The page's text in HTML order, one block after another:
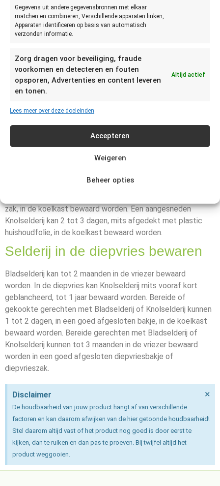
Gegevens uit andere gegevensbronnen met elkaar
matchen en combineren, Verschillende apparaten linken,
Apparaten identificeren op basis van automatisch
verzonden informatie.
Zorg dragen voor beveiliging, fraude
voorkomen en detecteren en fouten
opsporen, Advertenties en content leveren
en tonen.
Altijd actief
Lees meer over deze doeleinden
Accepteren
Weigeren
Beheer opties
proeven. Als de
Bladselderij slap of beschimmeld is dient zij weggegooid te
worden. Als de Knolselderij uitgedroogd, slap of
Hoe lang kun je Selderij
bewaren?
Verschillende soorten selderij hebben verschillende
houdbaarheidsdata voor de soorten selderij en waar je ze
kunt bewaren.
Selderij in de koelkast bewaren
Bladselderij kan tot 4 dagen in de koelkast bewaard worden.
zak, in de koelkast bewaard worden. Een aangesneden
Knolselderij kan 2 tot 3 dagen, mits afgedekt met plastic
huishoudfolie, in de koelkast bewaard worden.
Selderij in de diepvries bewaren
Bladselderij kan tot 2 maanden in de vriezer bewaard
worden. In de diepvries kan Knolselderij mits vooraf kort
geblancheerd, tot 1 jaar bewaard worden. Bereide of
gekookte gerechten met Bladselderij of Knolselderij kunnen
1 tot 2 dagen, in een goed afgesloten bakje, in de koelkast
bewaard worden. Bereide gerechten met Bladselderij of
Knolselderij kunnen tot 3 maanden in de vriezer bewaard
worden in een goed afgesloten diepvriesbakje of
diepvrieszak.
Disclaimer
De houdbaarheid van jouw product hangt af van verschillende
factoren en kan daarom afwijken van de hier getoonde houdbaarheid!
Stel daarom altijd vast of het product nog goed is door eerst te
kijken, dan te ruiken en dan pas te proeven. Bij twijfel altijd het
product weggooien.
×